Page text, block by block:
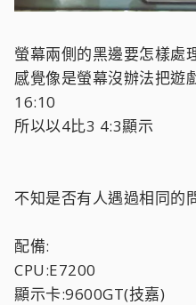
螢幕兩側的黑邊要怎樣處
感覺像是螢幕沒辦法把遊
16:10
所以以4比3 4:3顯示
不知是否有人遇過相同的
配備:
CPU:E7200
顯示卡:9600GT(技嘉)